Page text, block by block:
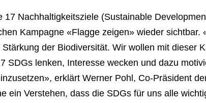
17 Nachhaltigkeitsziele (Sustainable
Kampagne «Flagge zeigen» wieder sichtbar.
der Biodiversität. Wir wollen mit dieser
SDGs lenken, Interesse wecken und dazu
erklärt Werner Pohl, Co-Präsident
ein Verstehen, dass die SDGs für uns alle